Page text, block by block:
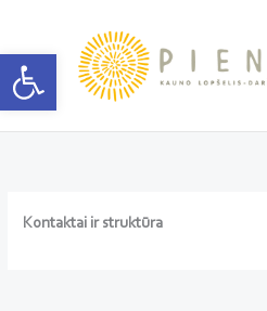
Open toolbar
turinio
Kontaktai ir struktūra